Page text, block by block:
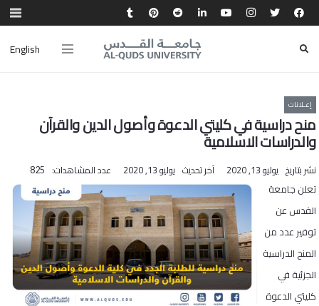
English
إعـلانات
منح دراسية في كليتي الدعوة وأصول الدين والقرآن
والدراسات الاسلامية
نشر بتاريخ يوليو 13, 2020 آخر تحديث يوليو 13, 2020 عدد المشاهدات: 825
تعلن جامعة
القدس عن
توفير عدد من
المنح الدراسية
الجزئية في
كليتي الدعوة